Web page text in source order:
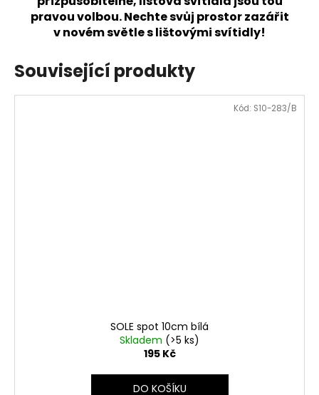
pravou volbou. Nechte svůj prostor zazářit
v novém světle s lištovými svítidly!
Související produkty
SOLE spot 10cm bílá
Skladem (>5 ks)
195 Kč
DO KOŠÍKU
Kód: S10-283/B